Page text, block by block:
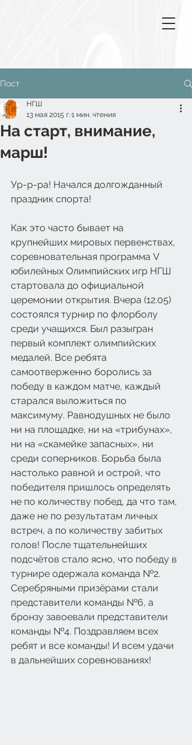
Пост
На старт, внимание,
марш!
НГШ
13 мая 2015 г.1 мин. чтения
Ур-р-ра! Начался долгожданный
праздник спорта!
Как это часто бывает на
крупнейших мировых первенствах,
соревновательная программа V
юбилейных Олимпийских игр НГШ
стартовала до официальной
церемонии открытия. Вчера (12.05)
состоялся турнир по флорболу
среди учащихся. Был разыгран
первый комплект олимпийских
медалей. Все ребята
самоотверженно боролись за
победу в каждом матче, каждый
старался выложиться по
максимуму. Равнодушных не было
ни на площадке, ни на «трибунах»,
ни на «скамейке запасных», ни
среди соперников. Борьба была
настолько равной и острой, что
победителя пришлось определять
не по количеству побед, да что там,
даже не по результатам личных
встреч, а по количеству забитых
голов! После тщательнейших
подсчётов стало ясно, что победу в
турнире одержала команда №2.
Серебряными призёрами стали
представители команды №6, а
бронзу завоевали представители
команды №4. Поздравляем всех
ребят и все команды! И всем удачи
в дальнейших соревнованиях!